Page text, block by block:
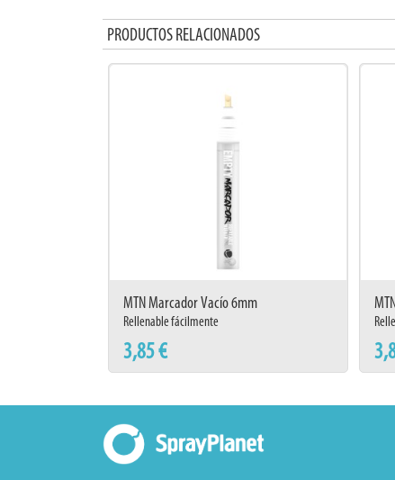
PRODUCTOS RELACIONADOS
MTN Marcador Vacío 6mm
Rellenable fácilmente
3,85 €